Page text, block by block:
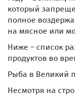
который
полное
на мясное или
Ниже – список
продуктов во
Рыба в Великий
Несмотря на